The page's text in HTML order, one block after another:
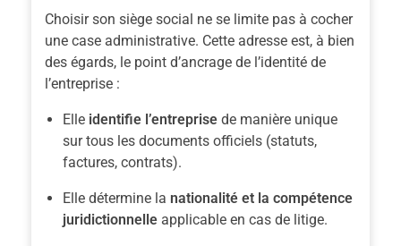
Choisir son siège social ne se limite pas à cocher
une case administrative. Cette adresse est, à bien
des égards, le point d’ancrage de l’identité de
l’entreprise :
Elle identifie l’entreprise de manière unique
sur tous les documents officiels (statuts,
factures, contrats).
Elle détermine la nationalité et la compétence
juridictionnelle applicable en cas de litige.